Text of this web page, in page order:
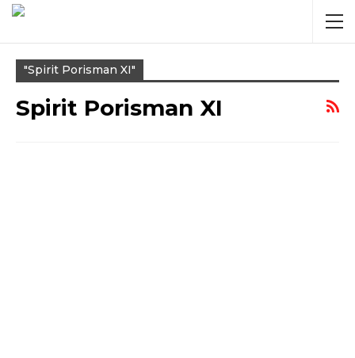
"Spirit Porisman XI"
Spirit Porisman XI